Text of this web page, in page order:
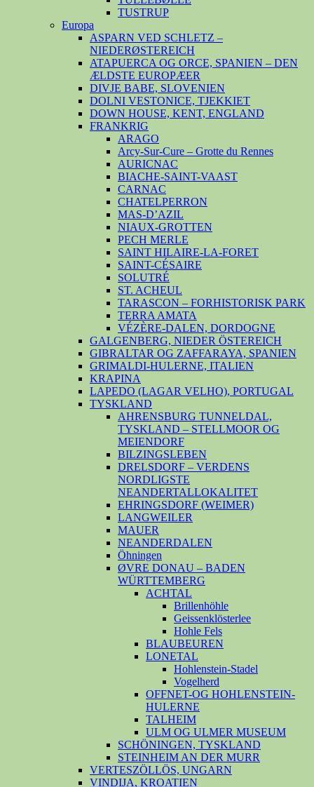
TUSTRUP
Europa
ASPARN VED SCHLETZ –
NIEDERØSTEREICH
ATAPUERCA OG ORCE, SPANIEN – DEN
ÆLDSTE EUROPÆER
DIVJE BABE, SLOVENIEN
DOLNI VESTONICE, TJEKKIET
DOWN HOUSE, KENT, ENGLAND
FRANKRIG
ARAGO
Arcy-Sur-Cure – Grotte du Rennes
AURICNAC
BIACHE-SAINT-VAAST
CARNAC
CHATELPERRON
MAS-D’AZIL
NIAUX-GROTTEN
PECH MERLE
SAINT HILAIRE-LA-FORET
SAINT-CÉSAIRE
SOLUTRÉ
ST. ACHEUL
TARASCON – FORHISTORISK PARK
TERRA AMATA
VÉZÈRE-DALEN, DORDOGNE
GALGENBERG, NIEDER ÖSTEREICH
GIBRALTAR OG ZAFFARAYA, SPANIEN
GRIMALDI-HULERNE, ITALIEN
KRAPINA
LAPEDO (LAGAR VELHO), PORTUGAL
TYSKLAND
AHRENSBURG TUNNELDAL,
TYSKLAND – STELLMOOR OG
MEIENDORF
BILZINGSLEBEN
DRELSDORF – VERDENS
NORDLIGSTE
NEANDERTALLOKALITET
EHRINGSDORF (WEIMER)
LANGWEILER
MAUER
NEANDERDALEN
Öhningen
ØVRE DONAU – BADEN
WÜRTTEMBERG
ACHTAL
Brillenhöhle
Geissenklösterlee
Hohle Fels
BLAUBEUREN
LONETAL
Hohlenstein-Stadel
Vogelherd
OFFNET-OG HOHLENSTEIN-
HULERNE
TALHEIM
ULM OG ULMER MUSEUM
SCHÖNINGEN, TYSKLAND
STEINHEIM AN DER MURR
VERTESZÖLLÖS, UNGARN
VINDIJA, KROATIEN